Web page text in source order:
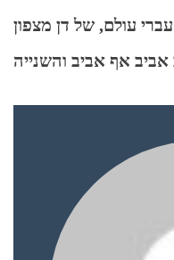
עולם, של דן מצפון